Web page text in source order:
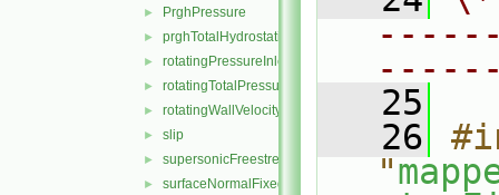
► PrghPressure
► prghTotalHydrostaticPressure
► rotatingPressureInletOutletVelocity
► rotatingTotalPressure
► rotatingWallVelocity
► slip
► supersonicFreestream
► surfaceNormalFixedValue
   25
   26
"